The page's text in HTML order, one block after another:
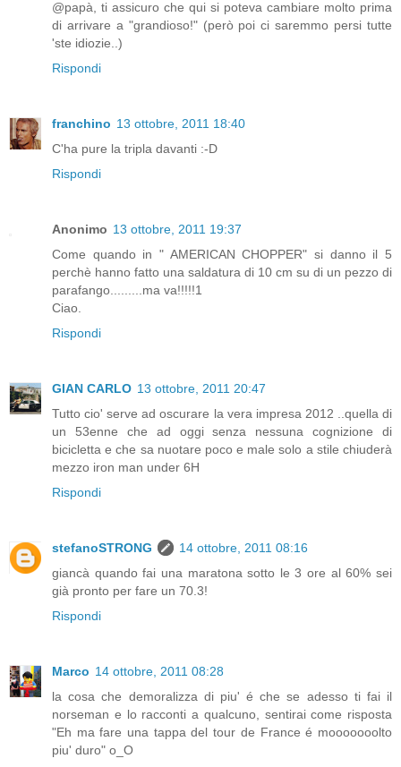
@papà, ti assicuro che qui si poteva cambiare molto prima
di arrivare a "grandioso!" (però poi ci saremmo persi tutte
'ste idiozie..)
Rispondi
franchino 13 ottobre, 2011 18:40
C'ha pure la tripla davanti :-D
Rispondi
Anonimo 13 ottobre, 2011 19:37
Come quando in " AMERICAN CHOPPER" si danno il 5
perchè hanno fatto una saldatura di 10 cm su di un pezzo di
parafango.........ma va!!!!!1
Ciao.
Rispondi
GIAN CARLO 13 ottobre, 2011 20:47
Tutto cio' serve ad oscurare la vera impresa 2012 ..quella di
un 53enne che ad oggi senza nessuna cognizione di
bicicletta e che sa nuotare poco e male solo a stile chiuderà
mezzo iron man under 6H
Rispondi
stefanoSTRONG
14 ottobre, 2011 08:16
giancà quando fai una maratona sotto le 3 ore al 60% sei
già pronto per fare un 70.3!
Rispondi
Marco 14 ottobre, 2011 08:28
la cosa che demoralizza di piu' é che se adesso ti fai il
norseman e lo racconti a qualcuno, sentirai come risposta
"Eh ma fare una tappa del tour de France é mooooooolto
piu' duro" o_O